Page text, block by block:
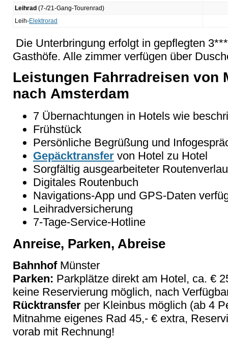
Leihrad (7-/21-Gang-Tourenrad)
Leih-Elektrorad
Die Unterbringung erfolgt in gepflegten
Gasthöfe. Alle zimmer verfügen über
Leistungen Fahrradreisen von
nach Amsterdam
7 Übernachtungen in Hotels wie
Frühstück
Persönliche Begrüßung und
Gepäcktransfer von Hotel zu Hotel
Sorgfältig ausgearbeiteter
Digitales Routenbuch
Navigations-App und GPS-Daten
Leihradversicherung
7-Tage-Service-Hotline
Anreise, Parken, Abreise
BahnhofMünster
Parken: Parkplätze direkt am Hotel, ca. €
keine Reservierung möglich, nach
Rücktransfer per Kleinbus möglich (ab 4
Mitnahme eigenes Rad 45,- € extra,
vorab mit Rechnung!